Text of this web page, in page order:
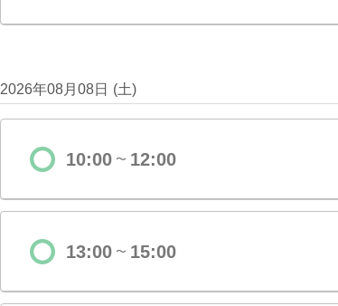
2026年08月08日 (土)
10:00 〜 12:00
13:00 〜 15:00